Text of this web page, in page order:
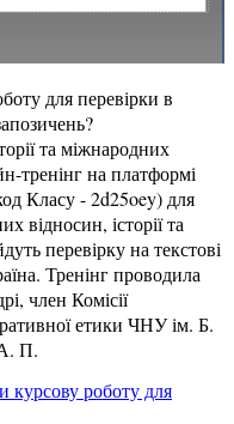
для перевірки в
та міжнародних
тренінг на платформі
Класу - 2d25oey) для
відносин, історії та
перевірку на текстові
Тренінг проводила
член Комісії
етики ЧНУ ім. Б.
П.
курсову роботу для